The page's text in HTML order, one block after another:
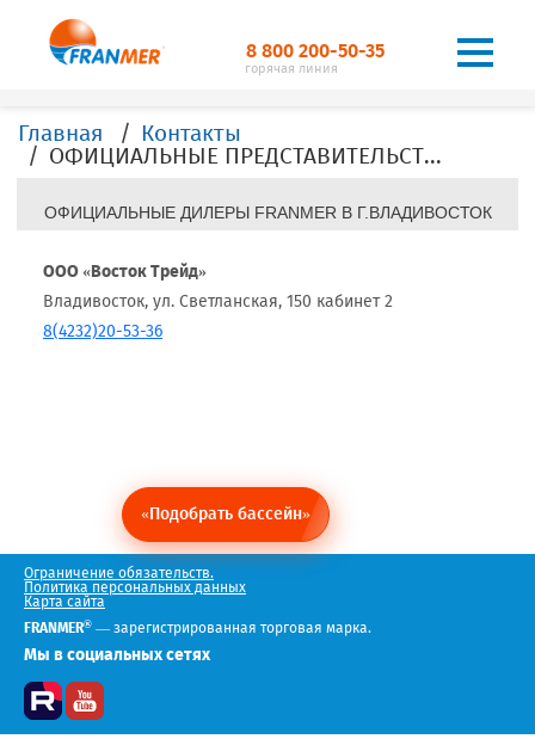
8 800 200-50-35
горячая линия
Главная
Контакты
ОФИЦИАЛЬНЫЕ ПРЕДСТАВИТЕЛЬСТВА, ДИЛЕРЫ, ОФИСЫ, FRANMER в г.Владивосток
ОФИЦИАЛЬНЫЕ ДИЛЕРЫ FRANMER В Г.ВЛАДИВОСТОК
ООО «Восток Трейд»
Владивосток, ул. Светланская, 150 кабинет 2
8(4232)20-53-36
«Подобрать бассейн»
Ограничение обязательств.
Политика персональных данных
Карта сайта
FRANMER® — зарегистрированная торговая марка.
Мы в социальных сетях